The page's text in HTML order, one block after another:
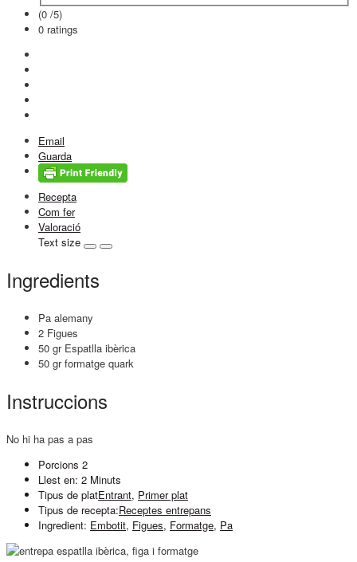
(0 /5)
0 ratings
Email
Guarda
Recepta
Com fer
Valoració
Text size
Ingredients
Pa alemany
2 Figues
50 gr Espatlla ibèrica
50 gr formatge quark
Instruccions
No hi ha pas a pas
Porcions 2
Llest en: 2 Minuts
Tipus de platEntrant, Primer plat
Tipus de recepta:Receptes entrepans
Ingredient: Embotit, Figues, Formatge, Pa